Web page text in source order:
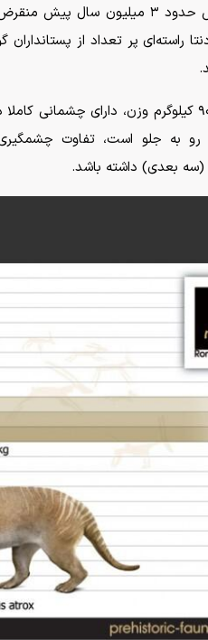
تیلاکوسمیلوس حدود ۳ میلیون
راسته‌ای پر تعداد از
این جانور با ۹۰ کیلوگرم وزن، دارای
رو به جلو است، تفاوت
(سه بعدی) داشته باشد.